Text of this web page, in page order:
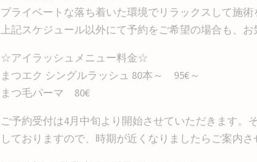
プライベートな落ち着いた環境でリラックスして施術
上記スケジュール以外にて予約をご希望の場合も、お
☆アイラッシュメニュー料金☆
まつエク シングルラッシュ 80本～ 95€～
まつ毛パーマ 80€
ご予約受付は4月中旬より開始させていただきます。
しておりますので、時期が近くなりましたらご案内さ